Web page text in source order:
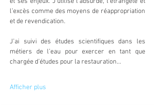
l’excès comme des moyens de réappropriation
et de revendication.
J’ai suivi des études scientifiques dans les
métiers de l’eau pour exercer en tant que
chargée d’études pour la restauration…
Afficher plus